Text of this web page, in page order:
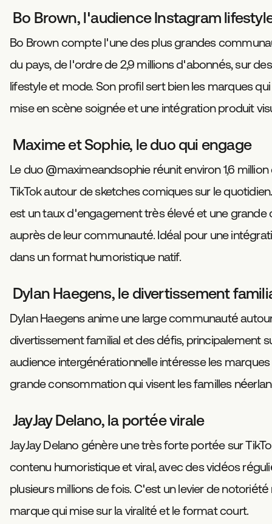
Bo Brown, l'audience Instagram
Bo Brown compte l'une des plus grandes
du pays, de l'ordre de 2,9 millions d'abonnés, sur
lifestyle et mode. Son profil sert bien les marques
mise en scène soignée et une intégration produit
Maxime et Sophie, le duo qui engage
Le duo @maximeandsophie réunit environ 1,6
TikTok autour de sketches comiques sur le
est un taux d'engagement très élevé et une grande
auprès de leur communauté. Idéal pour une
dans un format humoristique natif.
Dylan Haegens, le divertissement
Dylan Haegens anime une large communauté
divertissement familial et des défis, principalement
audience intergénérationnelle intéresse les
grande consommation qui visent les familles
JayJay Delano, la portée virale
JayJay Delano génère une très forte portée sur
contenu humoristique et viral, avec des vidéos
plusieurs millions de fois. C'est un levier de
marque qui mise sur la viralité et le format court.